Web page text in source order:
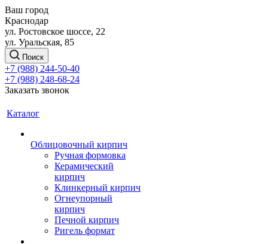
Ваш город
Краснодар
ул. Ростовское шоссе, 22
ул. Уральская, 85
Поиск
+7 (988) 244-50-40
+7 (988) 248-68-24
Заказать звонок
Каталог
Облицовочный кирпич
Ручная формовка
Керамический
кирпич
Клинкерный кирпич
Огнеупорный
кирпич
Печной кирпич
Ригель формат